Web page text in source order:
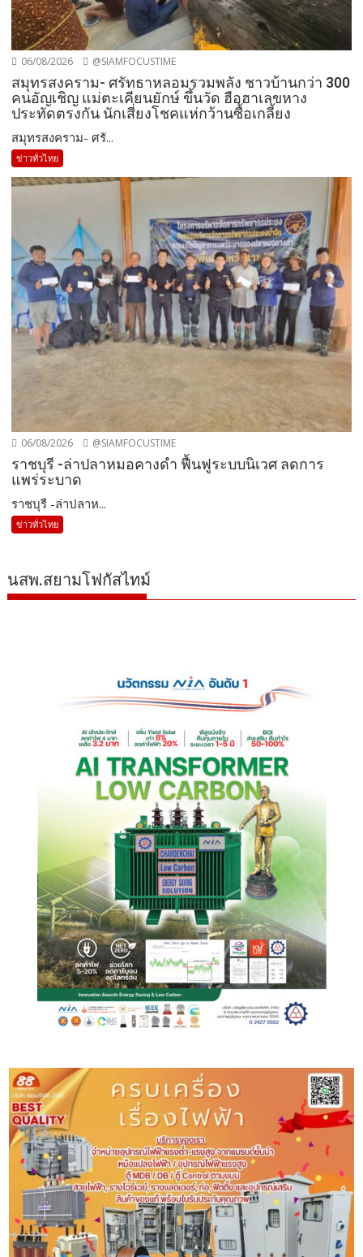
06/08/2026 @SIAMFOCUSTIME
สมุทรสงคราม- ศรัทธาหลอมรวมพลัง ชาวบ้านกว่า 300
คนอัญเชิญ แม่ตะเคียนยักษ์ ขึ้นวัด ฮือฮาเลขหาง
ประทัดตรงกัน นักเสี่ยงโชคแห่กว้านซื้อเกลี้ยง
สมุทรสงคราม- ศรั...
ข่าวทั่วไทย
06/08/2026 @SIAMFOCUSTIME
ราชบุรี -ล่าปลาหมอคางดำ ฟื้นฟูระบบนิเวศ ลดการ
แพร่ระบาด
ราชบุรี -ล่าปลาห...
ข่าวทั่วไทย
นสพ.สยามโฟกัสไทม์